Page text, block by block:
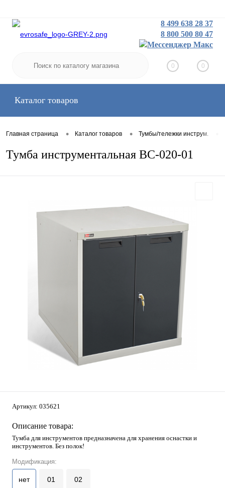
Заказать звонок
8 499 638 28 37
8 800 500 80 47
0 0
Каталог товаров
Главная страница • Каталог товаров • Тумбы/тележки инструм.
Тумба инструментальная ВС-020-01
Артикул: 035621
Описание товара:
Тумба для инструментов предназначена для хранения оснастки и
инструментов. Без полок!
Модификация:
нет 01 02